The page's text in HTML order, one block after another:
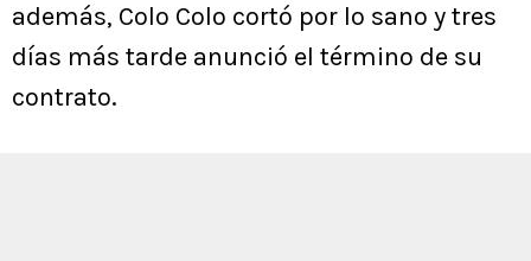
además, Colo Colo cortó por lo sano y tres
días más tarde anunció el término de su
contrato.